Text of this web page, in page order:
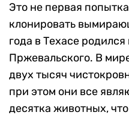
Это не первая
клонировать
года в Техасе
Пржевальского. В
двух тысяч
при этом они все
десятка животных,